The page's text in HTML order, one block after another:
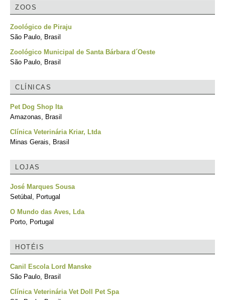
ZOOS
Zoológico de Piraju
São Paulo, Brasil
Zoológico Municipal de Santa Bárbara d´Oeste
São Paulo, Brasil
CLÍNICAS
Pet Dog Shop Ita
Amazonas, Brasil
Clínica Veterinária Kriar, Ltda
Minas Gerais, Brasil
LOJAS
José Marques Sousa
Setúbal, Portugal
O Mundo das Aves, Lda
Porto, Portugal
HOTÉIS
Canil Escola Lord Manske
São Paulo, Brasil
Clínica Veterinária Vet Doll Pet Spa